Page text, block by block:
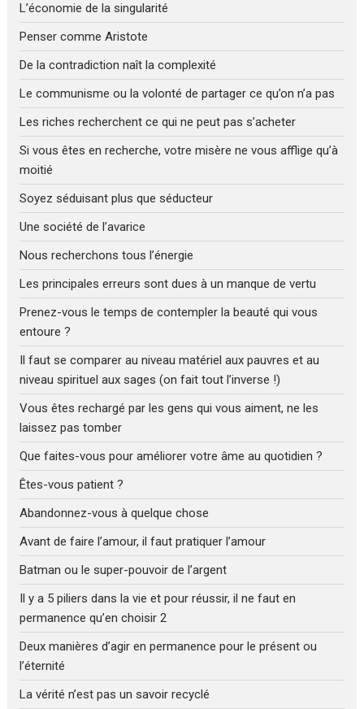
L’économie de la singularité
Penser comme Aristote
De la contradiction naît la complexité
Le communisme ou la volonté de partager ce qu’on n’a pas
Les riches recherchent ce qui ne peut pas s’acheter
Si vous êtes en recherche, votre misère ne vous afflige qu’à
moitié
Soyez séduisant plus que séducteur
Une société de l’avarice
Nous recherchons tous l’énergie
Les principales erreurs sont dues à un manque de vertu
Prenez-vous le temps de contempler la beauté qui vous
entoure ?
Il faut se comparer au niveau matériel aux pauvres et au
niveau spirituel aux sages (on fait tout l’inverse !)
Vous êtes rechargé par les gens qui vous aiment, ne les
laissez pas tomber
Que faites-vous pour améliorer votre âme au quotidien ?
Êtes-vous patient ?
Abandonnez-vous à quelque chose
Avant de faire l’amour, il faut pratiquer l’amour
Batman ou le super-pouvoir de l’argent
Il y a 5 piliers dans la vie et pour réussir, il ne faut en
permanence qu’en choisir 2
Deux manières d’agir en permanence pour le présent ou
l’éternité
La vérité n’est pas un savoir recyclé